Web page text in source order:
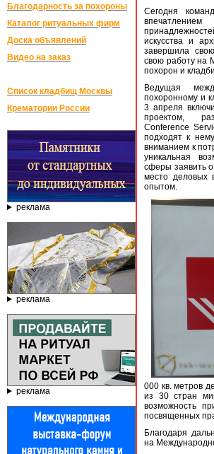
Благодарность за похороны
Каталог ритуальных фирм
Доска объявлений
Видео на заказ
Список кладбищ Москвы
Крематории России
реклама
реклама
реклама
Сегодня
искусства и
завершила
свою работу на
похорон и
Ведущая
похоронному и
3 апреля
проектом,
Conference
подходят к
вниманием к
уникальная
сферы заявить
место деловых
опытом.
000 кв. метров
из 30 стран
возможность
посвященных
Благодаря
на